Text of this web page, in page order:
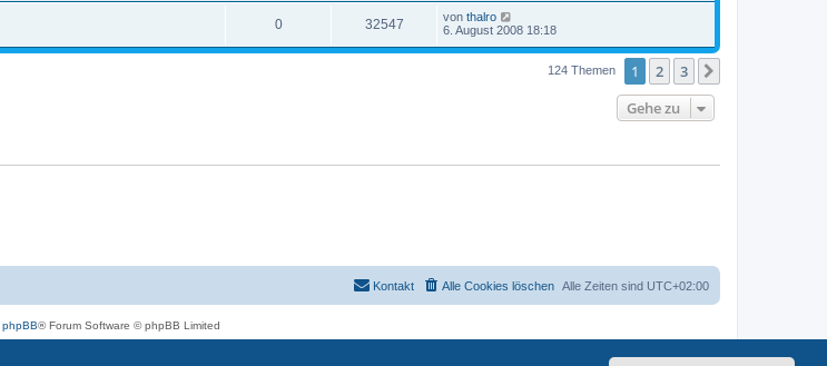
0 32547 von thalro
6. August 2008 18:18
124 Themen 1 2 3
Gehe zu
Alle Zeiten sind UTC+02:00
Alle Cookies löschen
Kontakt
phpBB® Forum Software © phpBB Limited